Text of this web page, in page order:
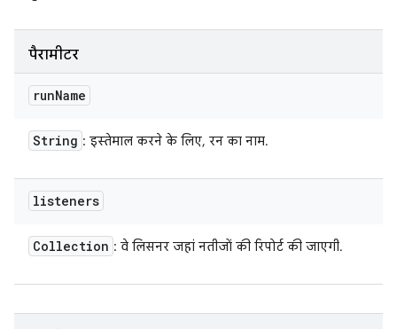
पैरामीटर
runName
String : इस्तेमाल करने के लिए, रन का नाम.
listeners
Collection : वे लिसनर जहां नतीजों की रिपोर्ट की जाएगी.